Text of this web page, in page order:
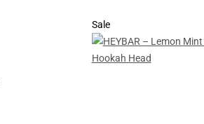
Sale